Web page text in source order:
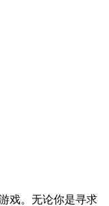
戏。无论你是寻求